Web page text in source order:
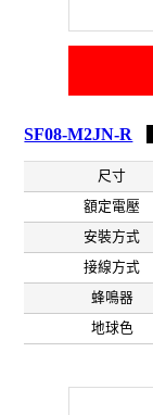
SF08-M2JN-R
尺寸
額定電壓
安裝方式
接線方式
蜂鳴器
地球色